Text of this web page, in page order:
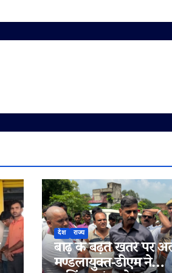
देश राज्य
बाढ़ के बढ़ते खतरे पर
मण्डलायुक्त-डीएम ने